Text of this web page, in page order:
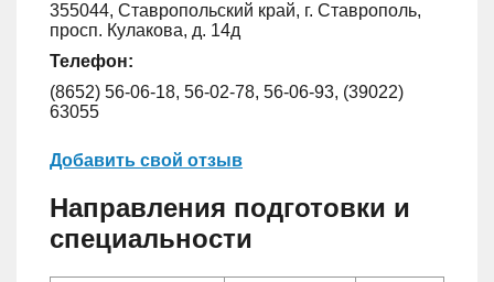
355044, Ставропольский край, г. Ставрополь,
просп. Кулакова, д. 14д
Телефон:
(8652) 56-06-18, 56-02-78, 56-06-93, (39022)
63055
Добавить свой отзыв
Направления подготовки и
специальности